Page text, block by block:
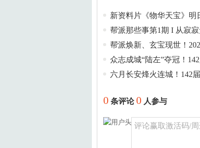
新资料片《物华天宝》明
帮派那些事第1期 I 从寂
帮派焕新、玄宝现世！
众志成城“陆左”夺冠！
六月长安烽火连城！142
0 条评论0 人参与
评论赢取激活码/